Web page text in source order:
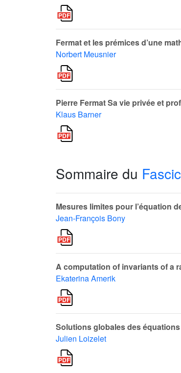
Fermat et les prémices d’une
Norbert Meusnier
Pierre Fermat Sa vie privée et
Klaus Barner
Sommaire du
Mesures limites pour l’équation
Jean-François Bony
A computation of invariants of a
Ekaterina Amerik
Solutions globales des équations
Julien Loizelet